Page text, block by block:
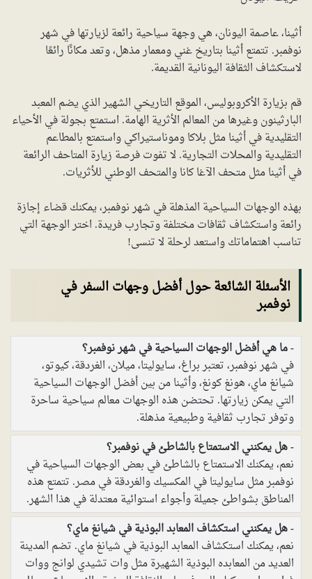
أثينا، عاصمة اليونان، هي وجهة سياحية رائعة لزيارتها في شهر
نوفمبر. تتمتع أثينا بتاريخ غني ومعمار مذهل، وتعد مكانًا رائعًا
لاستكشاف الثقافة اليونانية القديمة.
قم بزيارة الأكروبوليس، الموقع التاريخي الشهير الذي يضم المعبد
البارثينون وغيرها من المعالم الأثرية الهامة. استمتع بجولة في الأحياء
التقليدية في أثينا مثل بلاكا وموناستيراكي واستمتع بالمطاعم
التقليدية والمحلات التجارية. لا تفوت فرصة زيارة المتاحف الرائعة
في أثينا مثل متحف الآغا كانا والمتحف الوطني للأثريات.
بهذه الوجهات السياحية المذهلة في شهر نوفمبر، يمكنك قضاء إجازة
رائعة واستكشاف ثقافات مختلفة وتجارب فريدة. اختر الوجهة التي
تناسب اهتماماتك واستعد لرحلة لا تنسى!
الأسئلة الشائعة حول أفضل وجهات السفر في
نوفمبر
ما هي أفضل الوجهات السياحية في شهر نوفمبر؟
في شهر نوفمبر، تعتبر براغ، سايوليتا، ميلان، الغردقة، كيوتو،
شيانغ ماي، هونغ كونغ، وأثينا من بين أفضل الوجهات السياحية
التي يمكن زيارتها. تحتضن هذه الوجهات معالم سياحية ساحرة
وتوفر تجارب ثقافية وطبيعية مذهلة.
هل يمكنني الاستمتاع بالشاطئ في نوفمبر؟
نعم، يمكنك الاستمتاع بالشاطئ في بعض الوجهات السياحية في
نوفمبر مثل سايوليتا في المكسيك والغردقة في مصر. تتمتع هذه
المناطق بشواطئ جميلة وأجواء استوائية معتدلة في هذا الشهر.
هل يمكنني استكشاف المعابد البوذية في شيانغ ماي؟
نعم، يمكنك استكشاف المعابد البوذية في شيانغ ماي. تضم المدينة
العديد من المعابده البوذية الشهيرة مثل وات تشيدي لوانج ووات